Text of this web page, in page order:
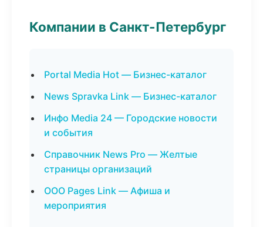
Компании в Санкт-Петербург
Portal Media Hot — Бизнес-каталог
News Spravka Link — Бизнес-каталог
Инфо Media 24 — Городские новости
и события
Справочник News Pro — Желтые
страницы организаций
ООО Pages Link — Афиша и
мероприятия